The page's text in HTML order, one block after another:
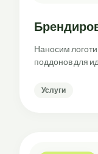
Наносим
поддонов для
Услуги